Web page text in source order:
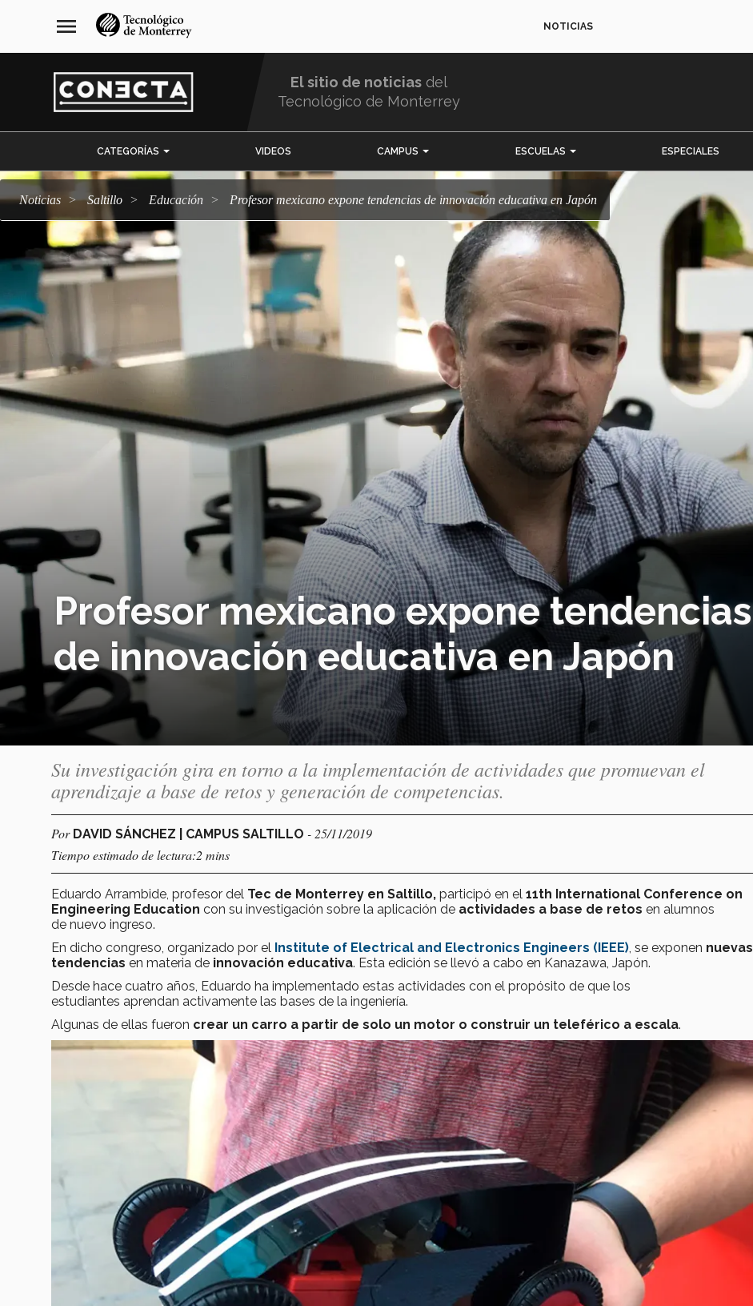
navegación
principal
menu NOTICIAS
El sitio de noticias del
Tecnológico de Monterrey
CATEGORÍAS VIDEOS CAMPUS ESCUELAS ESPECIALES
Noticias Saltillo Educación Profesor mexicano expone tendencias de innovación educativa en Japón
Profesor mexicano expone tendencias
de innovación educativa en Japón
Su investigación gira en torno a la implementación de actividades que promuevan el
aprendizaje a base de retos y generación de competencias.
Por DAVID SÁNCHEZ | CAMPUS SALTILLO - 25/11/2019
Tiempo estimado de lectura:2 mins
Eduardo Arrambide, profesor del Tec de Monterrey en Saltillo, participó en el 11th International Conference on
Engineering Education con su investigación sobre la aplicación de actividades a base de retos en alumnos
de nuevo ingreso.
En dicho congreso, organizado por el Institute of Electrical and Electronics Engineers (IEEE) , se exponen nuevas
tendencias en materia de innovación educativa. Esta edición se llevó a cabo en Kanazawa, Japón.
Desde hace cuatro años, Eduardo ha implementado estas actividades con el propósito de que los
estudiantes aprendan activamente las bases de la ingeniería.
Algunas de ellas fueron crear un carro a partir de solo un motor o construir un teleférico a escala.